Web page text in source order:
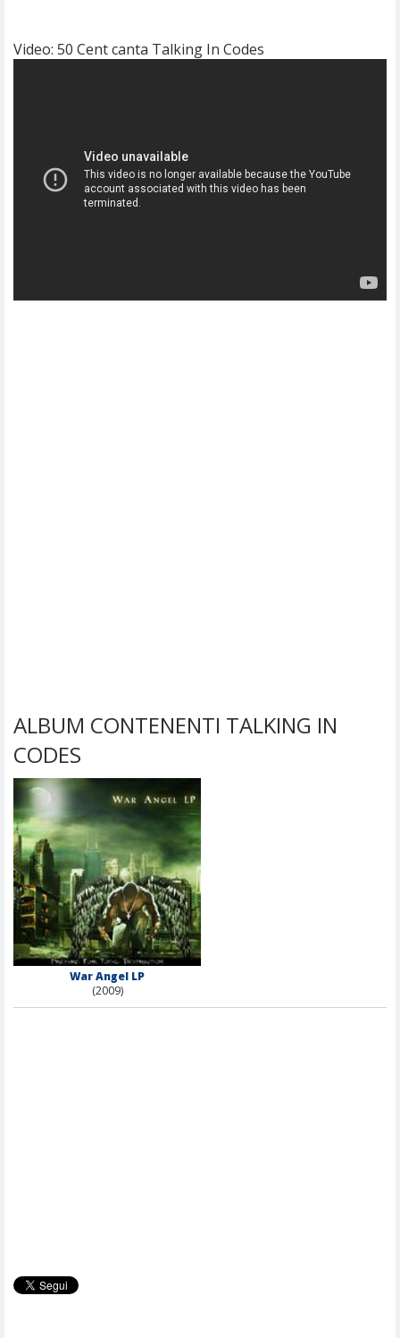
Video: 50 Cent canta Talking In Codes
ALBUM CONTENENTI TALKING IN
CODES
War Angel LP
(2009)